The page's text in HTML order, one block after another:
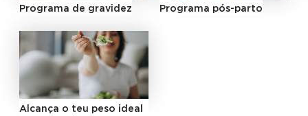
Programa de gravidez Programa pós-parto
Alcança o teu peso ideal